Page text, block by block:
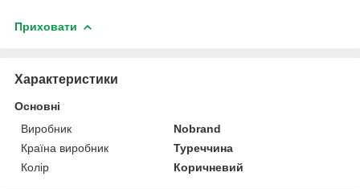
Приховати
Характеристики
Основні
Виробник
Nobrand
Країна виробник
Туреччина
Колір
Коричневий